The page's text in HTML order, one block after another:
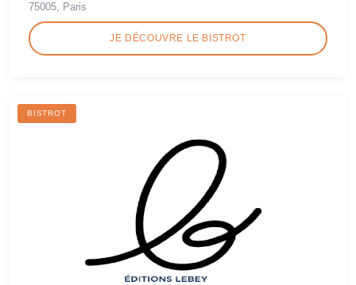
75005, Paris
JE DÉCOUVRE LE BISTROT
BISTROT